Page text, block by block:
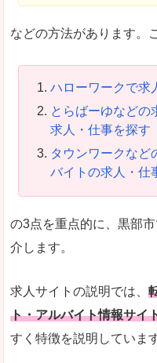
などの方法があります。
ハローワークで求
とらばーゆなどの
求人・仕事を探す
タウンワークなど
バイトの求人・仕
の3点を重点的に、黒部
介します。
求人サイトの説明では、
ト・アルバイト情報サイ
すく特徴を説明しています